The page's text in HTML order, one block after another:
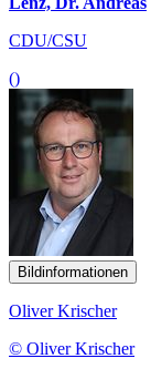
CDU/CSU
()
Bildinformationen
Oliver Krischer
© Oliver Krischer